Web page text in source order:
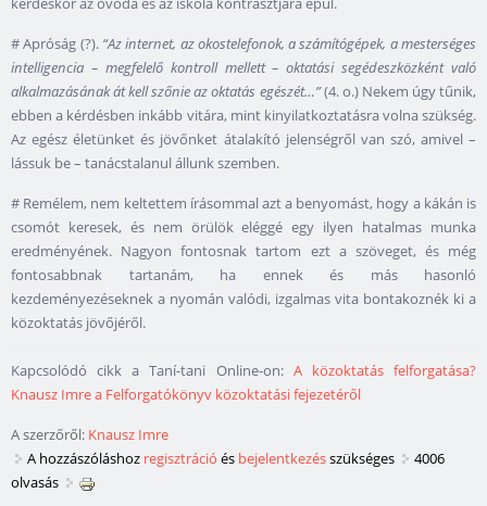
# Apróság (?). “Az internet, az okostelefonok, a számítógépek, a mesterséges
intelligencia – megfelelő kontroll mellett – oktatási segédeszközként való
alkalmazásának át kell szőnie az oktatás egészét…”(4. o.) Nekem úgy tűnik,
ebben a kérdésben inkább vitára, mint kinyilatkoztatásra volna szükség.
Az egész életünket és jövőnket átalakító jelenségről van szó, amivel –
lássuk be – tanácstalanul állunk szemben.
# Remélem, nem keltettem írásommal azt a benyomást, hogy a kákán is
csomót keresek, és nem örülök eléggé egy ilyen hatalmas munka
eredményének. Nagyon fontosnak tartom ezt a szöveget, és még
fontosabbnak tartanám, ha ennek és más hasonló
kezdeményezéseknek a nyomán valódi, izgalmas vita bontakoznék ki a
közoktatás jövőjéről.
Kapcsolódó cikk a Taní-tani Online-on: A közoktatás felforgatása?
Knausz Imre a Felforgatókönyv közoktatási fejezetéről
A szerzőről: Knausz Imre
A hozzászóláshoz regisztráció és bejelentkezésszükséges
4006
olvasás